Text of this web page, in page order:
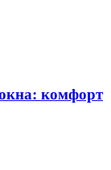
комфорт